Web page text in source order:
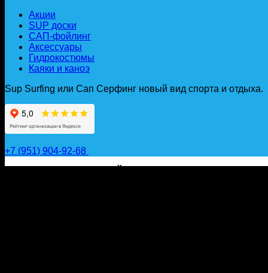
Акции
SUP доски
САП-фойлинг
Аксессуары
Гидрокостюмы
Каяки и каноэ
Sup Surfing или Сап Серфинг новый вид спорта и отдыха.
+7 (951) 904-92-68